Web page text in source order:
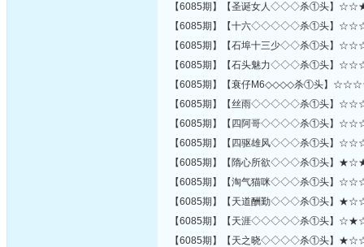
【6085期】【圣诞女人◇◇◇杀
【6085期】【十六◇◇◇◇◇杀①
【6085期】【石埠十三少◇◇
【6085期】【石头魅力◇◇◇杀
【6085期】【衰仔M6◇◇◇◇杀
【6085期】【丝雨◇◇◇◇◇杀①
【6085期】【四阿哥◇◇◇◇杀
【6085期】【四驱雄风◇◇◇杀
【6085期】【隋心所欲◇◇◇杀
【6085期】【淘气猫咪◇◇◇杀
【6085期】【天道酬勤◇◇◇杀
【6085期】【天涯◇◇◇◇◇杀①
【6085期】【天之晓◇◇◇◇杀